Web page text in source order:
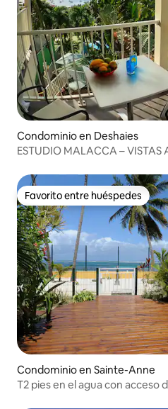
Condominio en Deshaies
ESTUDIO MALACCA – VISTAS
Favorito entre huéspedes
Favorito entre huéspedes
Condominio en Sainte-Anne
T2 pies en el agua con acceso